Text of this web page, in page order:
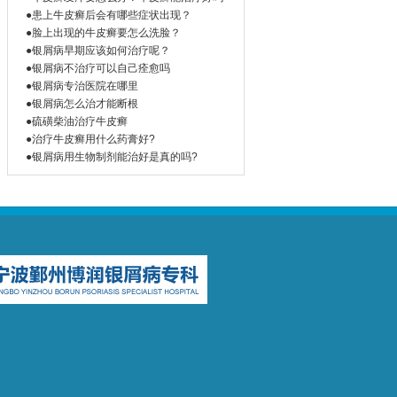
●患上牛皮癣后会有哪些症状出现？
●脸上出现的牛皮癣要怎么洗脸？
●银屑病早期应该如何治疗呢？
●银屑病不治疗可以自己痊愈吗
●银屑病专治医院在哪里
●银屑病怎么治才能断根
●硫磺柴油治疗牛皮癣
●治疗牛皮癣用什么药膏好?
●银屑病用生物制剂能治好是真的吗?